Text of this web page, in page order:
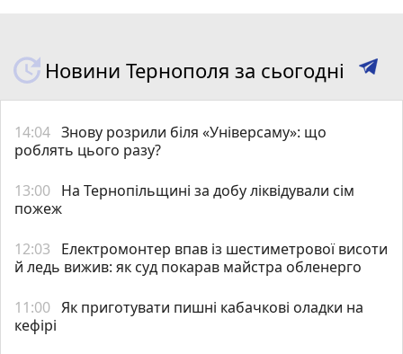
Новини Тернополя за сьогодні
14:04 Знову розрили біля «Універсаму»: що
роблять цього разу?
13:00 На Тернопільщині за добу ліквідували сім
пожеж
12:03
Електромонтер впав із шестиметрової висоти
й ледь вижив: як суд покарав майстра обленерго
11:00 Як приготувати пишні кабачкові оладки на
кефірі